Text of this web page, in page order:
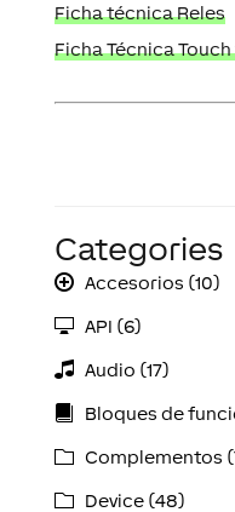
Ficha técnica Reles
Ficha Técnica
Categories
Accesorios (10)
API (6)
Audio (17)
Bloques de
Complementos
Device (48)